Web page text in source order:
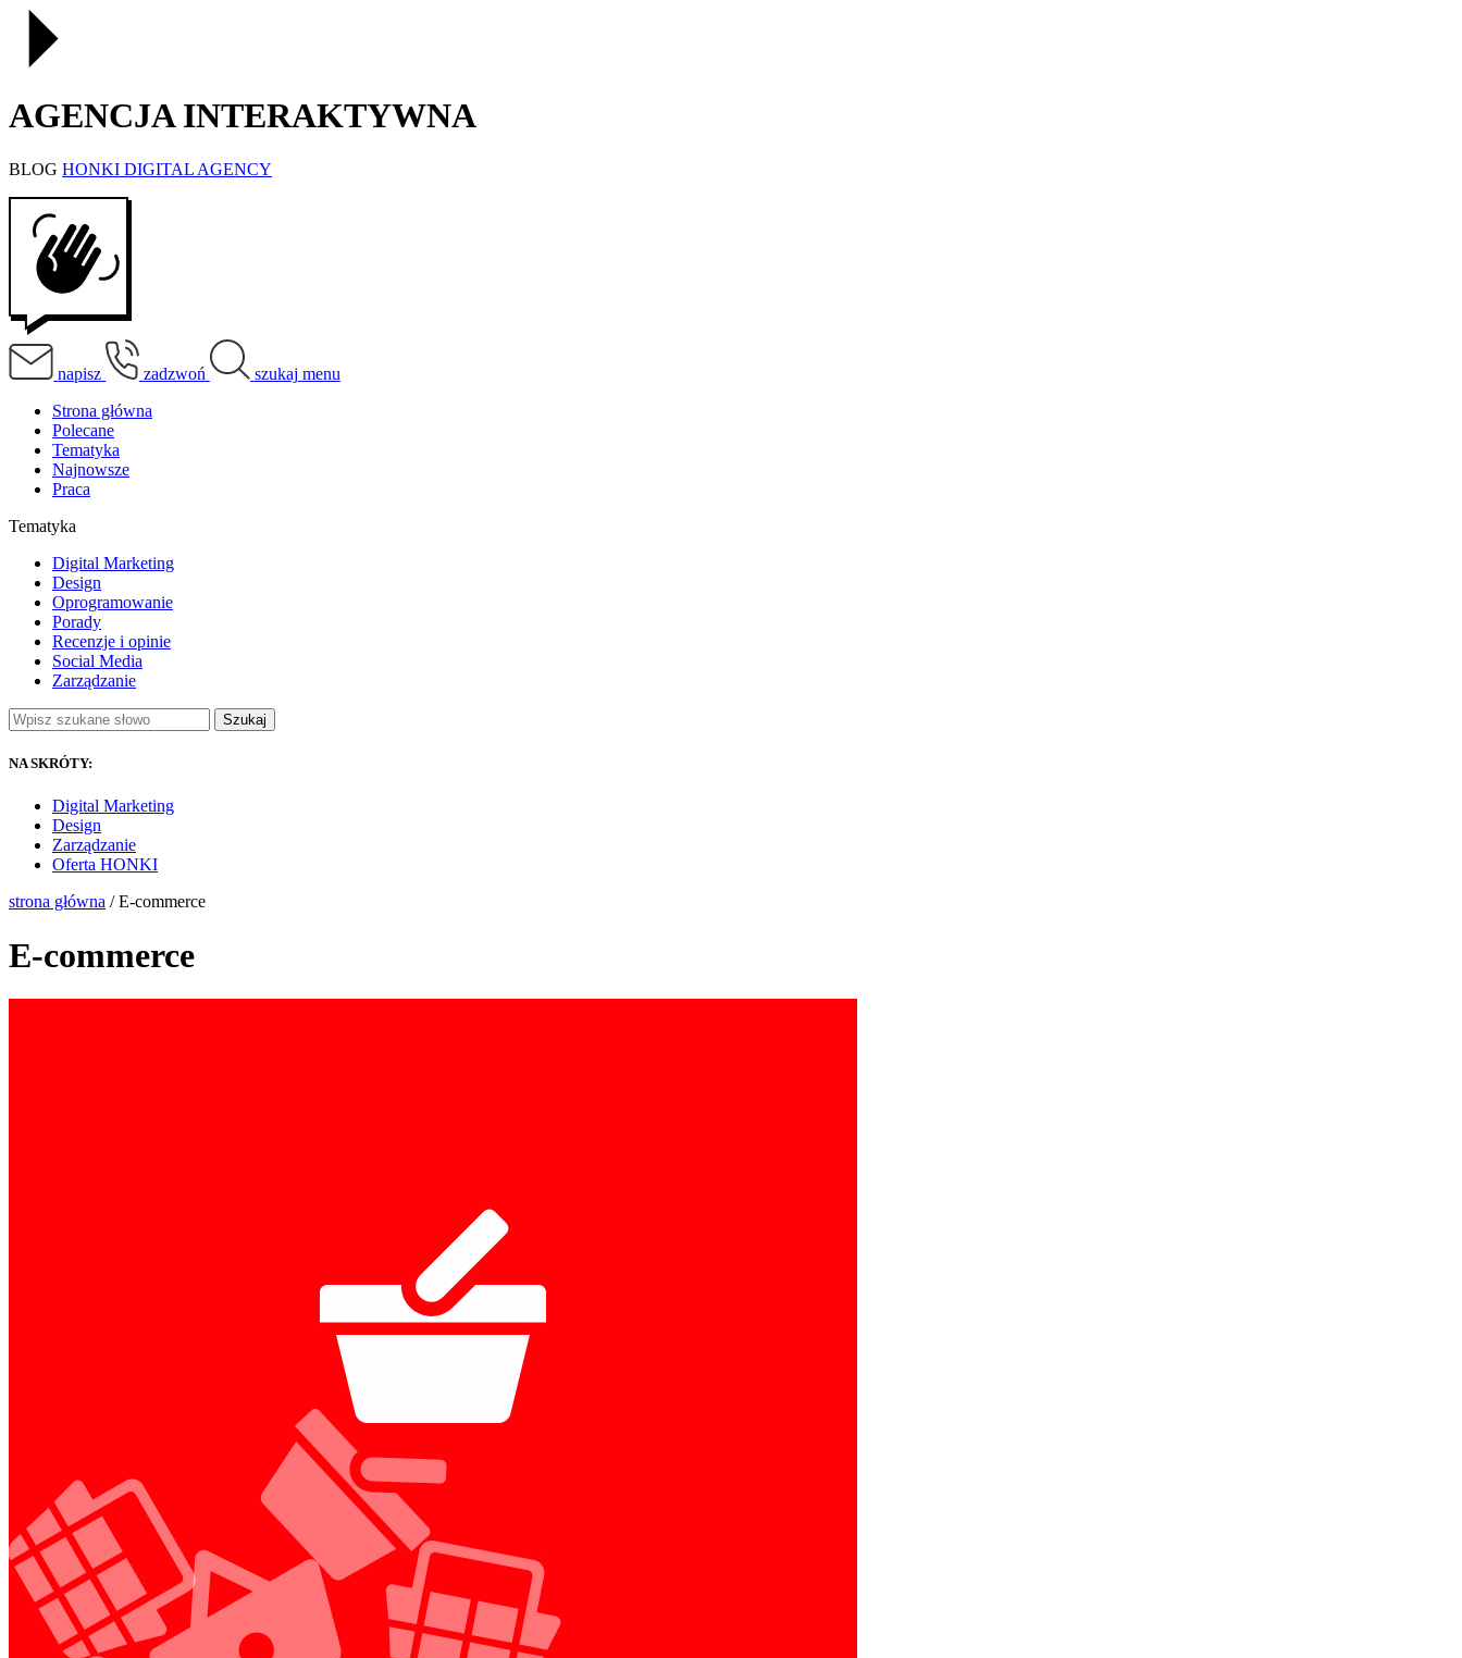
AGENCJA INTERAKTYWNA
BLOG HONKI DIGITAL AGENCY
napisz zadzwoń szukaj menu
Strona główna
Polecane
Tematyka
Najnowsze
Praca
Tematyka
Digital Marketing
Design
Oprogramowanie
Porady
Recenzje i opinie
Social Media
Zarządzanie
Szukaj
NA SKRÓTY:
Digital Marketing
Design
Zarządzanie
Oferta HONKI
strona główna / E-commerce
E-commerce